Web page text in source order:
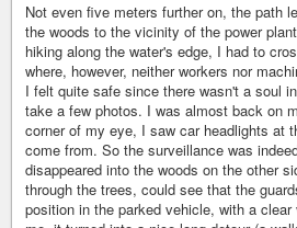
Not even five meters further on, the path
the woods to the vicinity of the power
hiking along the water's edge, I had to
where, however, neither workers nor
I felt quite safe since there wasn't a soul
take a few photos. I was almost back on
corner of my eye, I saw car headlights at
come from. So the surveillance was
disappeared into the woods on the other
through the trees, could see that the
position in the parked vehicle, with a